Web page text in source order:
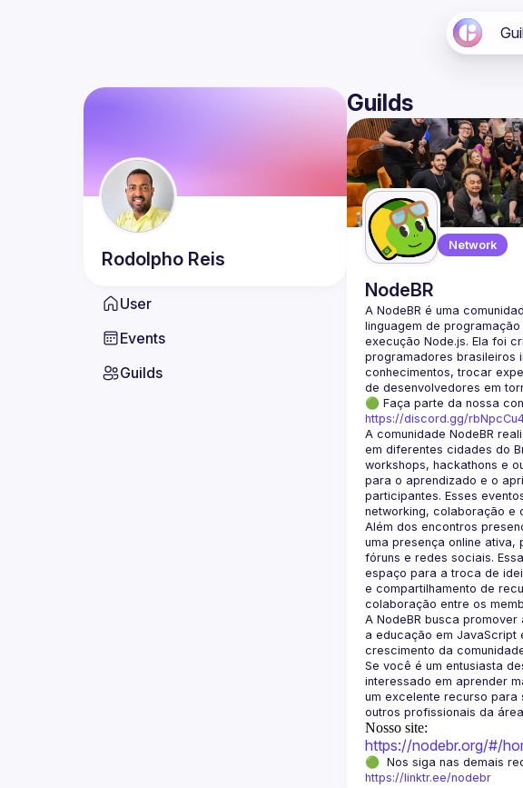
Rodolpho Reis
User
Events
Guilds
Guilds
Network
NodeBR
A NodeBR é uma
linguagem de
execução Node.js. Ela foi
programadores brasileiros
conhecimentos, trocar
🟢 Faça parte da nossa
https://discord.gg/
A comunidade NodeBR
em diferentes cidades do
workshops, hackathons e
para o aprendizado e o
participantes. Esses
Além dos encontros
uma presença online ativa,
fóruns e redes sociais.
espaço para a troca de
e compartilhamento de
A NodeBR busca
a educação em JavaScript
crescimento da
Se você é um entusiasta
interessado em aprender
um excelente recurso
Nosso site:
https://nodebr.org/#/
https://linktr.ee/nodebr